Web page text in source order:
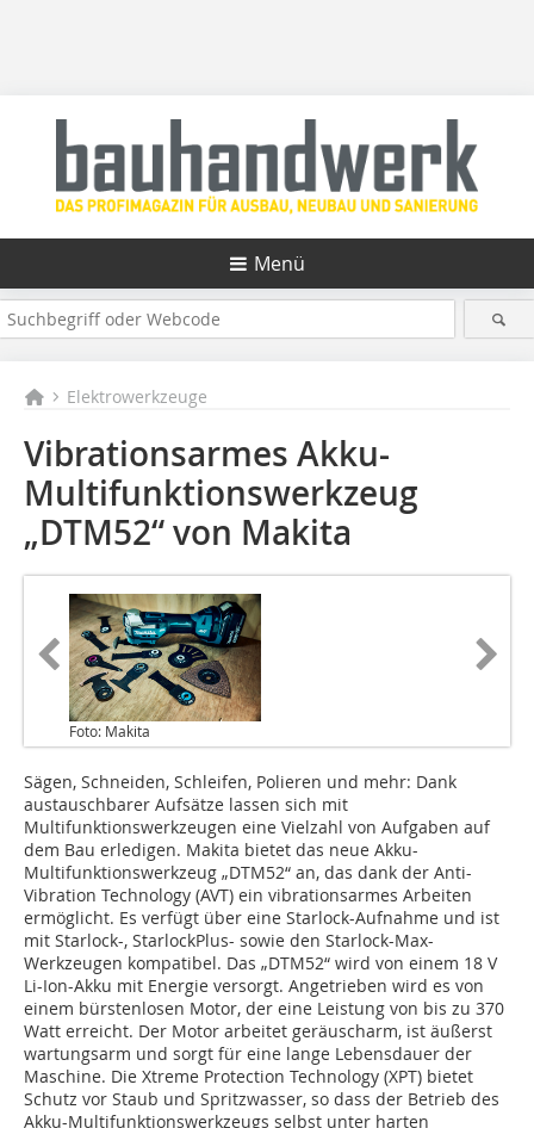
Menü
Elektrowerkzeuge
Vibrationsarmes Akku-
Multifunktionswerkzeug
„DTM52“ von Makita
Foto: Makita
Sägen, Schneiden, Schleifen, Polieren und mehr: Dank
austauschbarer Aufsätze lassen sich mit
Multifunktionswerkzeugen eine Vielzahl von Aufgaben auf
dem Bau erledigen. Makita bietet das neue Akku-
Multifunktionswerkzeug „DTM52“ an, das dank der Anti-
Vibration Technology (AVT) ein vibrationsarmes Arbeiten
ermöglicht. Es verfügt über eine Starlock-Aufnahme und ist
mit Starlock-, StarlockPlus- sowie den Starlock-Max-
Werkzeugen kompatibel. Das „DTM52“ wird von einem 18 V
Li-Ion-Akku mit Energie versorgt. Angetrieben wird es von
einem bürstenlosen Motor, der eine Leistung von bis zu 370
Watt erreicht. Der Motor arbeitet geräuscharm, ist äußerst
wartungsarm und sorgt für eine lange Lebensdauer der
Maschine. Die Xtreme Protection Technology (XPT) bietet
Schutz vor Staub und Spritzwasser, so dass der Betrieb des
Akku-Multifunktionswerkzeugs selbst unter harten